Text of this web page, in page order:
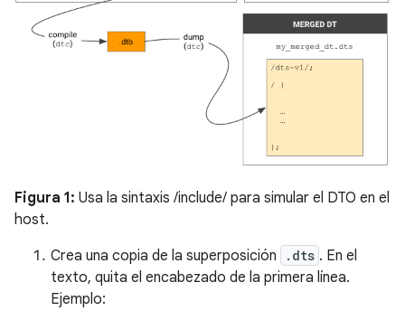
Figura 1: Usa la sintaxis /include/ para simular el DTO en el
host.
Crea una copia de la superposición
.dts . En el
texto, quita el encabezado de la primera línea.
Ejemplo: